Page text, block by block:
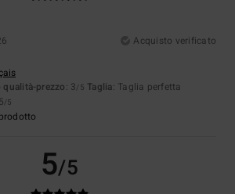
Acquisto verificato
qualità-prezzo: 3/5 Taglia: Taglia perfetta
/5
5/5